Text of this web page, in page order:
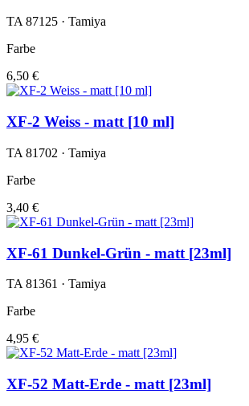
TA 87125 · Tamiya
Farbe
6,50 €
XF-2 Weiss - matt [10 ml]
TA 81702 · Tamiya
Farbe
3,40 €
XF-61 Dunkel-Grün - matt [23ml]
TA 81361 · Tamiya
Farbe
4,95 €
XF-52 Matt-Erde - matt [23ml]